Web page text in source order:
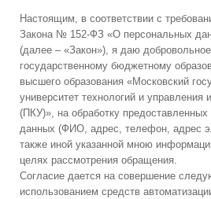
Настоящим, в соответствии с
Закона № 152-ФЗ «О персональных
(далее – «Закон»), я даю
государственному бюджетному
высшего образования «Московский
университет технологий и управления
(ПКУ)», на обработку
данных (ФИО, адрес, телефон, адрес
также иной указанной мною
целях рассмотрения обращения.
Согласие дается на совершение
использованием средств